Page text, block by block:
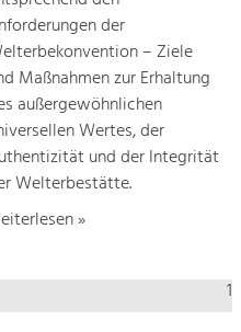
der
– Ziele
Maßnahmen zur Erhaltung
außergewöhnlichen
Wertes, der
und der Integrität
Welterbestätte.
»
1